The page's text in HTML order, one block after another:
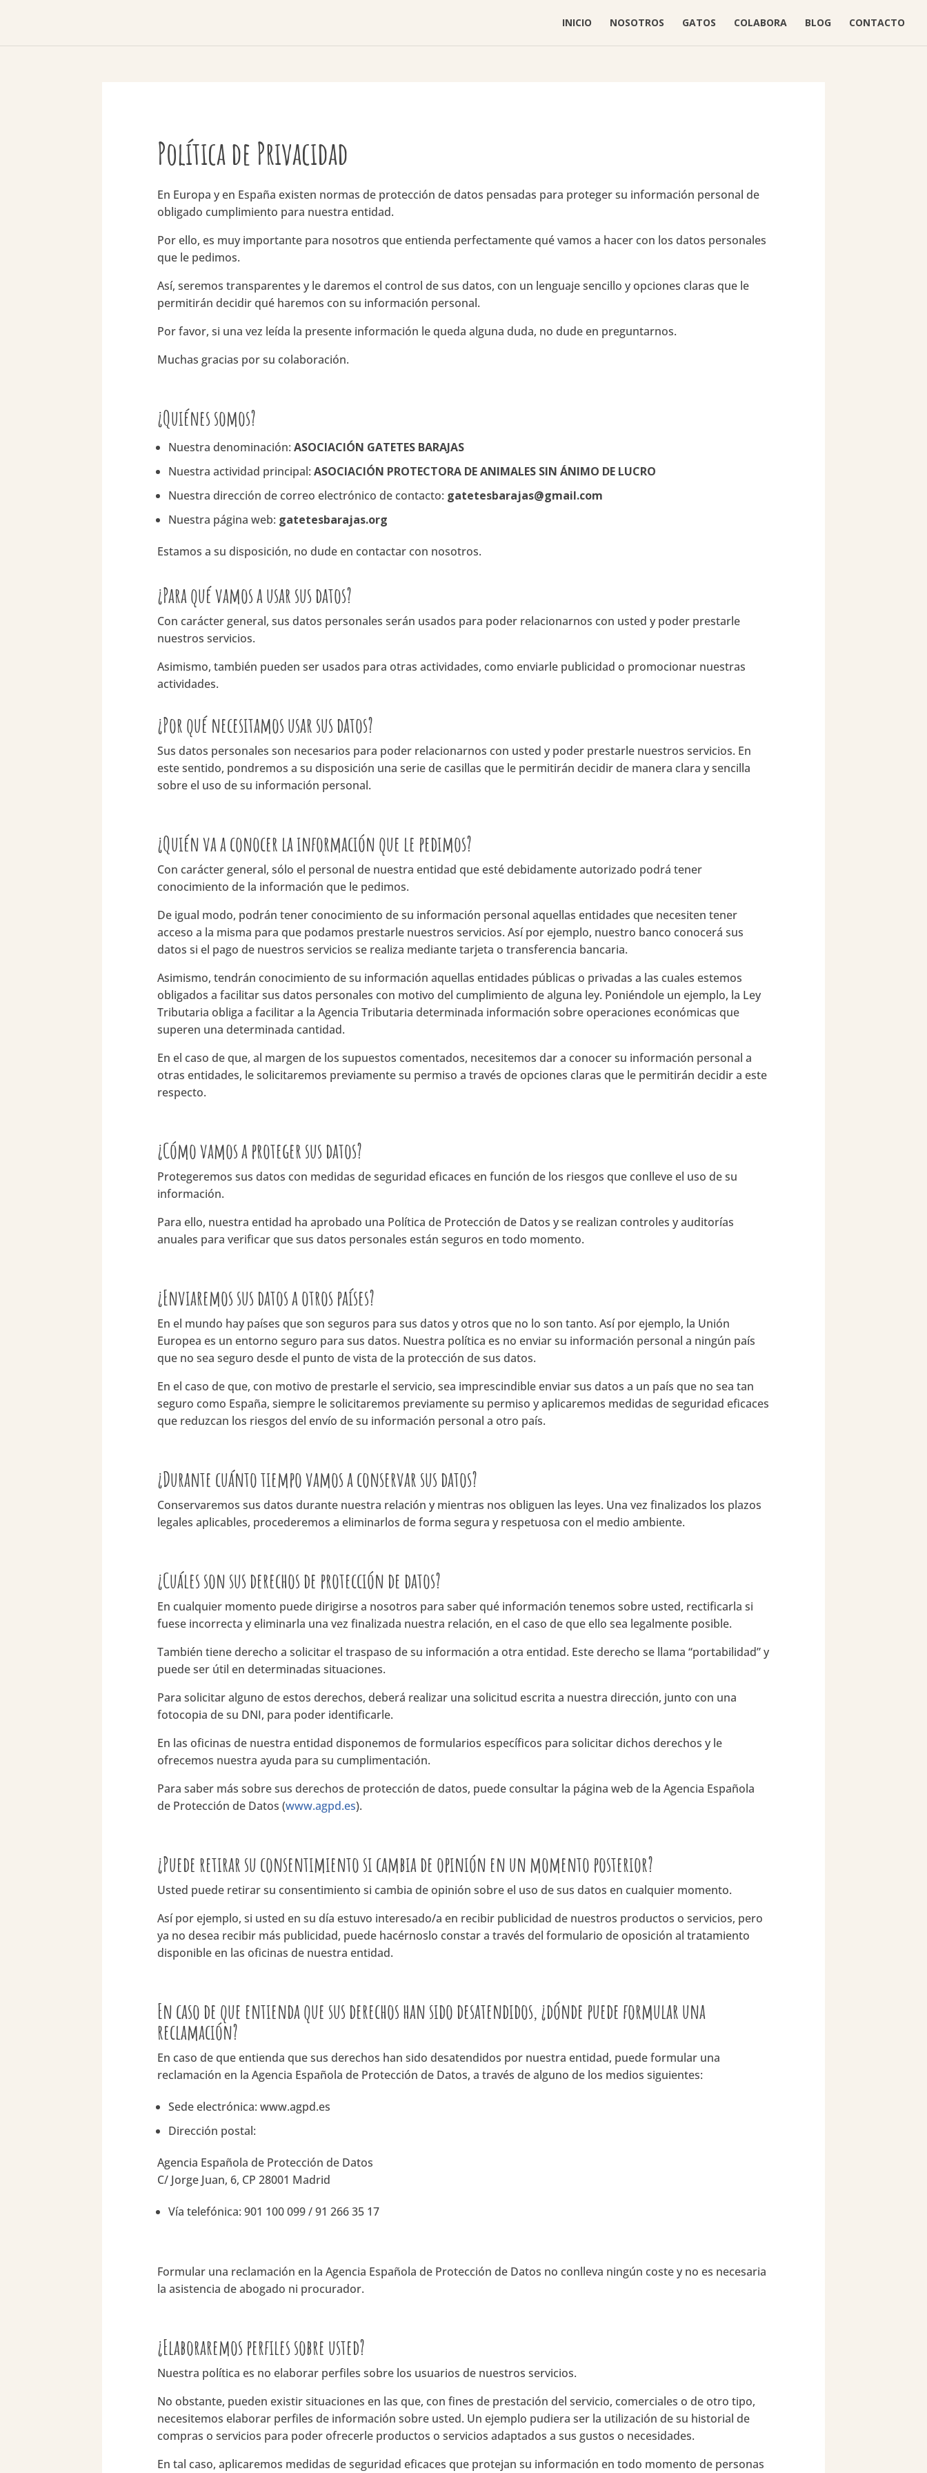
INICIO NOSOTROS GATOS COLABORA BLOG CONTACTO
Política de Privacidad
En Europa y en España existen normas de protección de datos pensadas para proteger su información personal de
obligado cumplimiento para nuestra entidad.
Por ello, es muy importante para nosotros que entienda perfectamente qué vamos a hacer con los datos personales
que le pedimos.
Así, seremos transparentes y le daremos el control de sus datos, con un lenguaje sencillo y opciones claras que le
permitirán decidir qué haremos con su información personal.
Por favor, si una vez leída la presente información le queda alguna duda, no dude en preguntarnos.
Muchas gracias por su colaboración.
¿Quiénes somos?
Nuestra denominación:ASOCIACIÓN GATETES BARAJAS
Nuestra actividad principal: ASOCIACIÓN PROTECTORA DE ANIMALES SIN ÁNIMO DE LUCRO
Nuestra dirección de correo electrónico de contacto: gatetesbarajas@gmail.com
Nuestra página web: gatetesbarajas.org
Estamos a su disposición, no dude en contactar con nosotros.
¿Para qué vamos a usar sus datos?
Con carácter general, sus datos personales serán usados para poder relacionarnos con usted y poder prestarle
nuestros servicios.
Asimismo, también pueden ser usados para otras actividades, como enviarle publicidad o promocionar nuestras
actividades.
¿Por qué necesitamos usar sus datos?
Sus datos personales son necesarios para poder relacionarnos con usted y poder prestarle nuestros servicios. En
este sentido, pondremos a su disposición una serie de casillas que le permitirán decidir de manera clara y sencilla
sobre el uso de su información personal.
¿Quién va a conocer la información que le pedimos?
Con carácter general, sólo el personal de nuestra entidad que esté debidamente autorizado podrá tener
conocimiento de la información que le pedimos.
De igual modo, podrán tener conocimiento de su información personal aquellas entidades que necesiten tener
acceso a la misma para que podamos prestarle nuestros servicios. Así por ejemplo, nuestro banco conocerá sus
datos si el pago de nuestros servicios se realiza mediante tarjeta o transferencia bancaria.
Asimismo, tendrán conocimiento de su información aquellas entidades públicas o privadas a las cuales estemos
obligados a facilitar sus datos personales con motivo del cumplimiento de alguna ley. Poniéndole un ejemplo, la Ley
Tributaria obliga a facilitar a la Agencia Tributaria determinada información sobre operaciones económicas que
superen una determinada cantidad.
En el caso de que, al margen de los supuestos comentados, necesitemos dar a conocer su información personal a
otras entidades, le solicitaremos previamente su permiso a través de opciones claras que le permitirán decidir a este
respecto.
¿Cómo vamos a proteger sus datos?
Protegeremos sus datos con medidas de seguridad eficaces en función de los riesgos que conlleve el uso de su
información.
Para ello, nuestra entidad ha aprobado una Política de Protección de Datos y se realizan controles y auditorías
anuales para verificar que sus datos personales están seguros en todo momento.
¿Enviaremos sus datos a otros países?
En el mundo hay países que son seguros para sus datos y otros que no lo son tanto. Así por ejemplo, la Unión
Europea es un entorno seguro para sus datos. Nuestra política es no enviar su información personal a ningún país
que no sea seguro desde el punto de vista de la protección de sus datos.
En el caso de que, con motivo de prestarle el servicio, sea imprescindible enviar sus datos a un país que no sea tan
seguro como España, siempre le solicitaremos previamente su permiso y aplicaremos medidas de seguridad eficaces
que reduzcan los riesgos del envío de su información personal a otro país.
¿Durante cuánto tiempo vamos a conservar sus datos?
Conservaremos sus datos durante nuestra relación y mientras nos obliguen las leyes. Una vez finalizados los plazos
legales aplicables, procederemos a eliminarlos de forma segura y respetuosa con el medio ambiente.
¿Cuáles son sus derechos de protección de datos?
En cualquier momento puede dirigirse a nosotros para saber qué información tenemos sobre usted, rectificarla si
fuese incorrecta y eliminarla una vez finalizada nuestra relación, en el caso de que ello sea legalmente posible.
También tiene derecho a solicitar el traspaso de su información a otra entidad. Este derecho se llama “portabilidad” y
puede ser útil en determinadas situaciones.
Para solicitar alguno de estos derechos, deberá realizar una solicitud escrita a nuestra dirección, junto con una
fotocopia de su DNI, para poder identificarle.
En las oficinas de nuestra entidad disponemos de formularios específicos para solicitar dichos derechos y le
ofrecemos nuestra ayuda para su cumplimentación.
Para saber más sobre sus derechos de protección de datos, puede consultar la página web de la Agencia Española
de Protección de Datos (www.agpd.es).
¿Puede retirar su consentimiento si cambia de opinión en un momento posterior?
Usted puede retirar su consentimiento si cambia de opinión sobre el uso de sus datos en cualquier momento.
Así por ejemplo, si usted en su día estuvo interesado/a en recibir publicidad de nuestros productos o servicios, pero
ya no desea recibir más publicidad, puede hacérnoslo constar a través del formulario de oposición al tratamiento
disponible en las oficinas de nuestra entidad.
En caso de que entienda que sus derechos han sido desatendidos, ¿dónde puede formular una
reclamación?
En caso de que entienda que sus derechos han sido desatendidos por nuestra entidad, puede formular una
reclamación en la Agencia Española de Protección de Datos, a través de alguno de los medios siguientes:
Sede electrónica: www.agpd.es
Dirección postal:
Agencia Española de Protección de Datos
C/ Jorge Juan, 6, CP 28001 Madrid
Vía telefónica: 901 100 099 / 91 266 35 17
Formular una reclamación en la Agencia Española de Protección de Datos no conlleva ningún coste y no es necesaria
la asistencia de abogado ni procurador.
¿Elaboraremos perfiles sobre usted?
Nuestra política es no elaborar perfiles sobre los usuarios de nuestros servicios.
No obstante, pueden existir situaciones en las que, con fines de prestación del servicio, comerciales o de otro tipo,
necesitemos elaborar perfiles de información sobre usted. Un ejemplo pudiera ser la utilización de su historial de
compras o servicios para poder ofrecerle productos o servicios adaptados a sus gustos o necesidades.
En tal caso, aplicaremos medidas de seguridad eficaces que protejan su información en todo momento de personas